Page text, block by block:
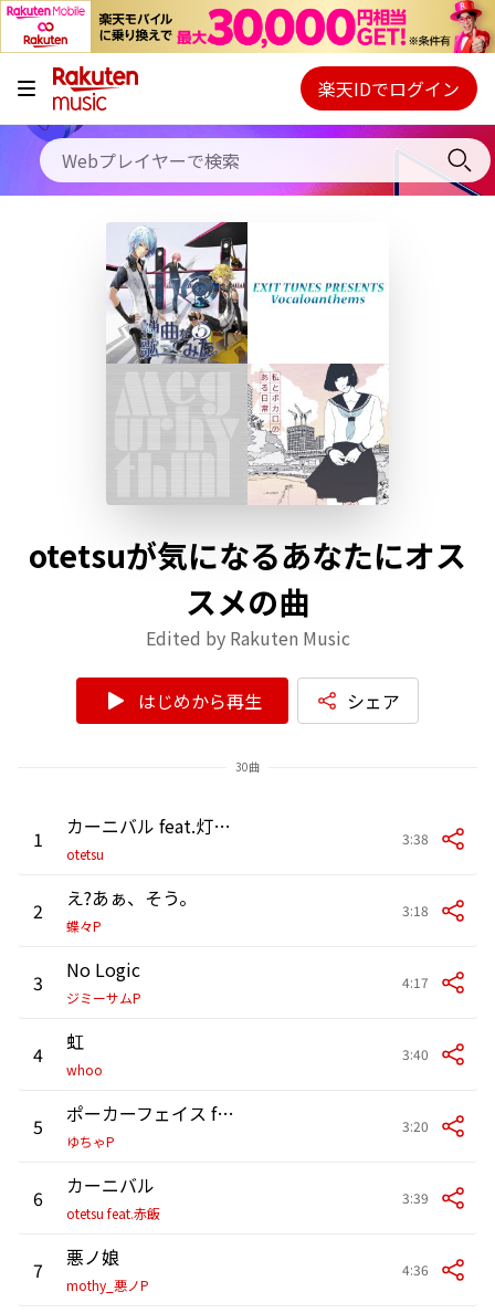
キャンペーン
料金プラン
使い方
初回30日間無料お試し
Webプレイヤー
ご契約内容の確認・変更
楽天IDでログイン
otetsuが気になるあなたにオス
スメの曲
Edited by Rakuten Music
はじめから再生 シェア
30曲
1 カーニバル feat.灯油(カバー)
otetsu
3:38
2 え?あぁ、そう。
蝶々P
3:18
3 No Logic
ジミーサムP
4:17
4 虹
whoo
3:40
5 ポーカーフェイス feat.竹内 良太 (カバー)
ゆちゃP
3:20
6 カーニバル
otetsu feat.赤飯
3:39
7 悪ノ娘
mothy_悪ノP
4:36